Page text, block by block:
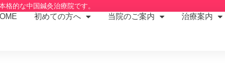
的な中国鍼灸治療院です。
初めての方へ 当院のご案内 治療案内